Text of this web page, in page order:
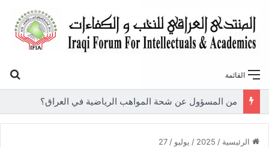
القائمة
من المسؤول عن شحة المواهب الرياضية في العراق؟
الرئيسية /
2025
/ يوليو /
27